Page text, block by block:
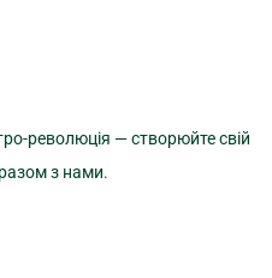
революція — створюйте свій
з нами.